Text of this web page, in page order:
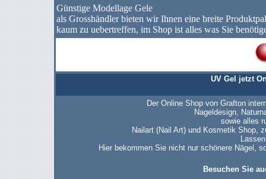
Günstige Modellage Gele
als Grosshändler bieten wir Ihnen eine breite
kaum zu uebertreffen, im Shop ist alles was Sie
UV Gel jetzt
Der Online Shop von Grafton
Nageldesign,
sowie alles
Nailart (Nail Art) und Kosmetik Shop,
Hier bekommen Sie nicht nur schönere Nägel,
Besuchen Sie